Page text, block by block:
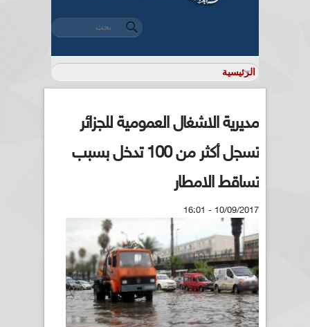
استمارة البحث
‏بحث ‏
مديرية الاشغال العمومية للجزائر
تسجل أكثر من 100 تدخل بسبب
تساقط الامطار
10/09/2017 - 16:01